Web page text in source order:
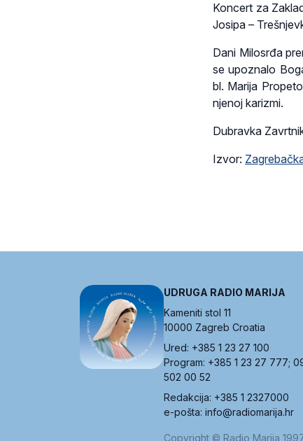
Koncert za
Josipa –
Dani Milosrđa
se upoznalo
bl. Marija
njenoj karizmi.
Dubravka
Izvor:
UDRUGA RADIO MARIJA
Kameniti stol 11
10000 Zagreb Croatia
Ured: +385 1 23 27 100
Program: +385 1 23 27 777;
502 00 52
Redakcija: +385 1 2327000
e-pošta: info@radiomarija.hr
Copyright © Radio Marija